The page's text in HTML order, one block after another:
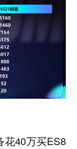
花40万买ES8